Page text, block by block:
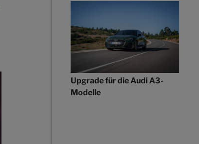
Upgrade für die Audi A3-
Modelle